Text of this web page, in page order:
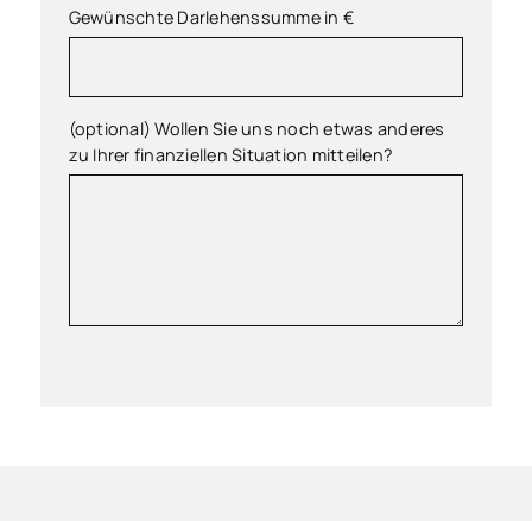
Gewünschte Darlehenssumme in €
(optional) Wollen Sie uns noch etwas anderes
zu Ihrer finanziellen Situation mitteilen?